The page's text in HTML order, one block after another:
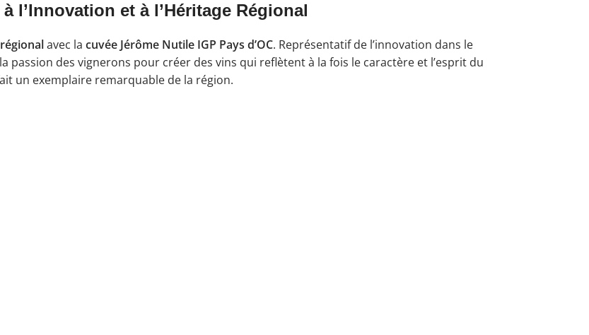
l’Innovation et à l’Héritage Régional
avec la cuvée Jérôme Nutile IGP Pays d’OC. Représentatif de l’innovation dans le
passion des vignerons pour créer des vins qui reflètent à la fois le caractère et l’esprit du
un exemplaire remarquable de la région.